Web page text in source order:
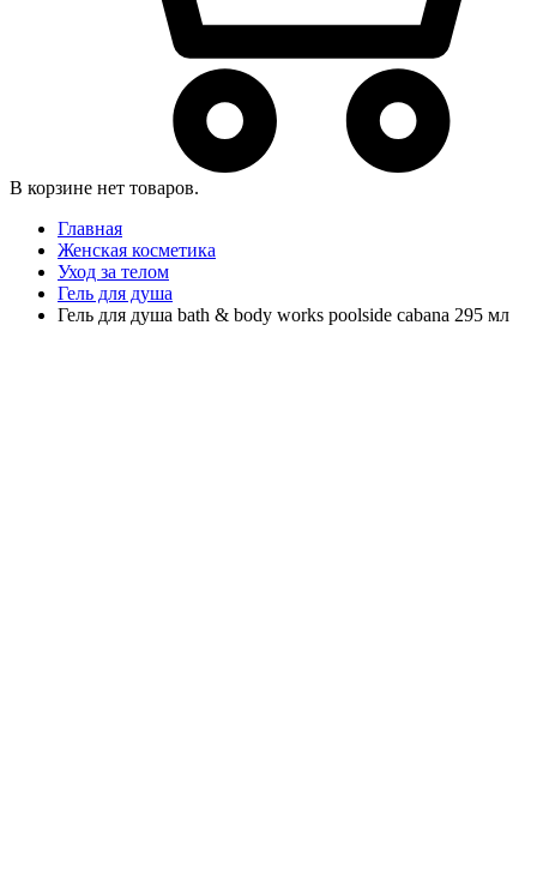
В корзине нет товаров.
Главная
Женская косметика
Уход за телом
Гель для душа
Гель для душа bath & body works poolside cabana 295 мл